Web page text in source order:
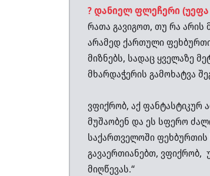
?დანიელ ფლეჩერი (უეფა
რათა გავიგოთ, თუ რა
არამედ ქართული
მიზნებს, სადაც ყველაზე
მხარდაჭერის გამოხატვა
ვფიქრობ, აქ ფანტასტიკურ
მუშაობენ და ეს სფერო
საქართველოში ფეხბურთის
გავაერთიანებთ, ვფიქრობ,
მიღწევას.“